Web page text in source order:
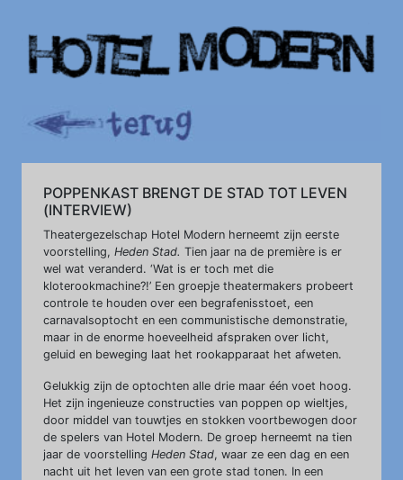
POPPENKAST BRENGT DE STAD TOT LEVEN
(INTERVIEW)
Theatergezelschap Hotel Modern herneemt zijn eerste
voorstelling, Heden Stad. Tien jaar na de première is er
wel wat veranderd. ‘Wat is er toch met die
kloterookmachine?!’ Een groepje theatermakers probeert
controle te houden over een begrafenisstoet, een
carnavalsoptocht en een communistische demonstratie,
maar in de enorme hoeveelheid afspraken over licht,
geluid en beweging laat het rookapparaat het afweten.
Gelukkig zijn de optochten alle drie maar één voet hoog.
Het zijn ingenieuze constructies van poppen op wieltjes,
door middel van touwtjes en stokken voortbewogen door
de spelers van Hotel Modern. De groep herneemt na tien
jaar de voorstelling Heden Stad, waar ze een dag en een
nacht uit het leven van een grote stad tonen. In een